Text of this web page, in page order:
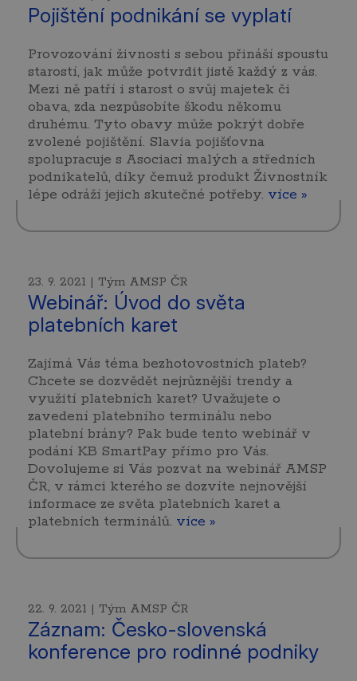
Pojištění podnikání se vyplatí
Provozování živnosti s sebou přináší spoustu
starostí, jak může potvrdit jistě každý z vás.
Mezi ně patří i starost o svůj majetek či
obava, zda nezpůsobíte škodu někomu
druhému. Tyto obavy může pokrýt dobře
zvolené pojištění. Slavia pojišťovna
spolupracuje s Asociací malých a středních
podnikatelů, díky čemuž produkt Živnostník
lépe odráží jejich skutečné potřeby. více »
23. 9. 2021 | Tým AMSP ČR
Webinář: Úvod do světa
platebních karet
Zajímá Vás téma bezhotovostních plateb?
Chcete se dozvědět nejrůznější trendy a
využití platebních karet? Uvažujete o
zavedení platebního terminálu nebo
platební brány? Pak bude tento webinář v
podání KB SmartPay přímo pro Vás.
Dovolujeme si Vás pozvat na webinář AMSP
ČR, v rámci kterého se dozvíte nejnovější
informace ze světa platebních karet a
platebních terminálů. více »
22. 9. 2021 | Tým AMSP ČR
Záznam: Česko-slovenská
konference pro rodinné podniky